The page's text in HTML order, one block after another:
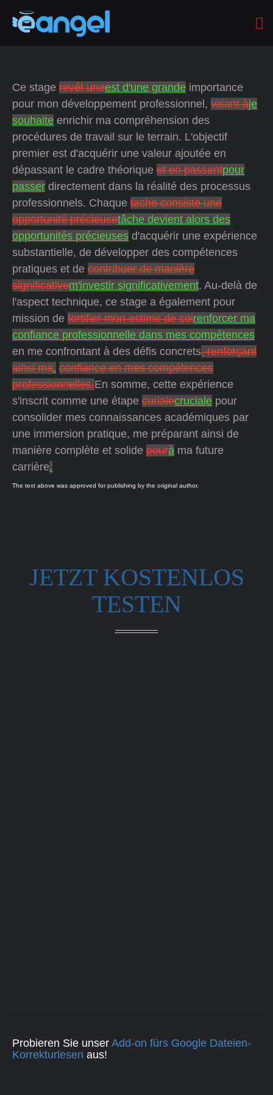
Ce stage revêt uneest d'une grande importance
pour mon développement professionnel, visant àje
souhaite enrichir ma compréhension des
procédures de travail sur le terrain. L'objectif
premier est d'acquérir une valeur ajoutée en
dépassant le cadre théorique et en passentpour
passer directement dans la réalité des processus
professionnels. Chaque tache consiste une
opportunité précieusetâche devient alors des
opportunités précieuses d'acquérir une expérience
substantielle, de développer des compétences
pratiques et de contribuer de manière
significativem'investir significativement. Au-delà de
l'aspect technique, ce stage a également pour
mission de fortifier mon estime de soirenforcer ma
confiance professionnelle dans mes compétences
en me confrontant à des défis concrets, renforçant
ainsi ma. confiance en mes compétences
professionnelles.En somme, cette expérience
s'inscrit comme une étape curialecruciale pour
consolider mes connaissances académiques par
une immersion pratique, me préparant ainsi de
manière complète et solide pourà ma future
carrière.
The text above was approved for publishing by the original author.
JETZT KOSTENLOS
TESTEN
Probieren Sie unser Add-on fürs Google Dateien-
Korrekturlesen aus!